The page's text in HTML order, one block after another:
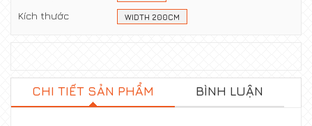
Kích thước WIDTH 200CM
CHI TIẾT SẢN PHẨM BÌNH LUẬN